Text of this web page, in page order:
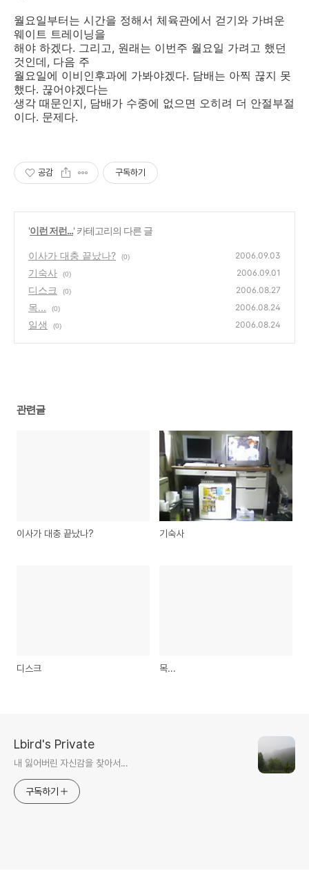
월요일부터는 시간을 정해서 체육관에서 걷기와 가벼운
웨이트 트레이닝을
해야 하겠다. 그리고, 원래는 이번주 월요일 가려고 했던
것인데, 다음 주
월요일에 이비인후과에 가봐야겠다. 담배는 아찍 끊지 못
했다. 끊어야겠다는
생각 때문인지, 담배가 수중에 없으면 오히려 더 안절부절
이다. 문제다.
공감 구독하기
'이런 저런...' 카테고리의 다른 글
이사가 대충 끝났나? (0) 2006.09.03
기숙사 (0) 2006.09.01
디스크 (0) 2006.08.27
목... (0) 2006.08.24
일생 (0) 2006.08.24
관련글
이사가 대충 끝났나? 기숙사
디스크 목...
Lbird's Private
내 잃어버린 자신감을 찾아서...
구독하기